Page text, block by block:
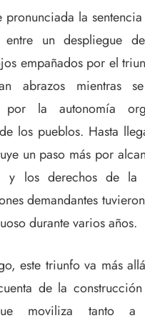
pronunciada la
entre un despliegue
empañados por el
abrazos mientras
por la autonomía
los pueblos. Hasta
un paso más por
y los derechos de la
demandantes
durante varios años.
este triunfo va más
de la
moviliza tanto a